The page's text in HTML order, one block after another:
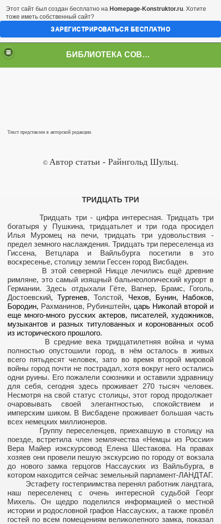
БИБЛИОТЕКА СОВРЕМЕННОЙ ЛИТЕРАТУРЫ
Текст представлен в авторской редакции.
© Автор статьи - Райнгольд Шульц.
ТРИДЦАТЬ ТРИ
Тридцать три - цифра интересная. Тридцать три
богатыря у Пушкина, тридцатьлет итри года просидел
Илья Муромец на печи, тридцать три удовольствия -
предел земного наслаждения. Тридцать трипереселенца из
Гиссена, Ветцлара и Вайльбурга посетили в это
воскресенье, столицу земли Гессен город Висбаден.
В этой северной Ницце лечились ещё древние
римляне, это самый изящный бальнеологический курорт в
Германии. Здесь отдыхалиГёте, Вагнер, Брамс, Гоголь,
Достоевский, Тургенев, Толстой, Чехов, Бунин, Набоков,
Бородин, Рахманинов, Рубинштейн, царь Николай второй и
еще много-много русских актеров, писателей, художников,
музыкантов и разных титулованных и коронованных особ
из исторического прошлого.
В средние века тридцатилетняя война и чума
полностью опустошили город, в нём осталось в живых
всего пятьдесят человек, зато во время второй мировой
войны город почти не пострадал, хотя вокруг него остались
одни руины. Его пожалели союзники и оставили здравницу
для себя, сегодня здесь проживает 270 тысяч человек.
Несмотря на свой статус столицы, этот город продолжает
очаровывать своей элегантностью, спокойствием и
имперским шиком. В Висбадене проживает большая часть
всех немецких миллионеров.
Группу переселенцев, приехавшую в столицу на
поезде, встретила член землячества «Немцы из России»
Вера Майер иэкскурсовод Елена Шестакова. На правах
хозяев они провели пешую экскурсию по городу от вокзала
до нового замка герцогов Нассауских из Вайльбурга, в
котором находится сейчас земельный парламент-ЛАНДТАГ.
Эстафету гостеприимства перенял работник ландтага,
наш переселенец с очень интересной судьбой Георг
Михель. Он щедро поделился информацией о местной
истории и родословной графов Нассауских, а также провёл
гостей по всем помещениям великолепного замка, показал
НЕ ЭПАТИРУЮ"
ДОБРОДЕТЕЛЬ"
ВЕКА
ДЕНЬ!
Германию
ЭКИПАЖ
Этот сайт был создан бесплатно на Homepage-Konstruktor.ru. Хотите
тоже иметь собственный сайт?
ЗАРЕГИСТРИРОВАТЬСЯ БЕСПЛАТНО